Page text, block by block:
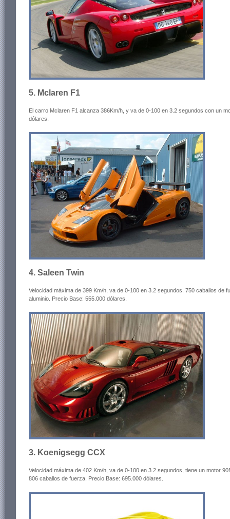
5. Mclaren F1
El carro Mclaren F1 alcanza 386Km/h, y va de 0-100 en 3.2 segundos con un
dólares.
4. Saleen Twin
Velocidad máxima de 399 Km/h, va de 0-100 en 3.2 segundos. 750 caballos de
aluminio. Precio Base: 555.000 dólares.
3. Koenigsegg CCX
Velocidad máxima de 402 Km/h, va de 0-100 en 3.2 segundos, tiene un motor
806 caballos de fuerza. Precio Base: 695.000 dólares.